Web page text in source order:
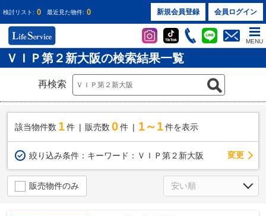
検討リスト: 0 最近見た物件: 0 新規会員登録 会員ログイン
MENU
ＶＩＰ第２新大阪の検索結果一覧
再検索
該当物件数 1件 販売数 0 件 1～1 件を表示
絞り込み条件： キーワード：ＶＩＰ第２新大阪 変更
販売物件のみ